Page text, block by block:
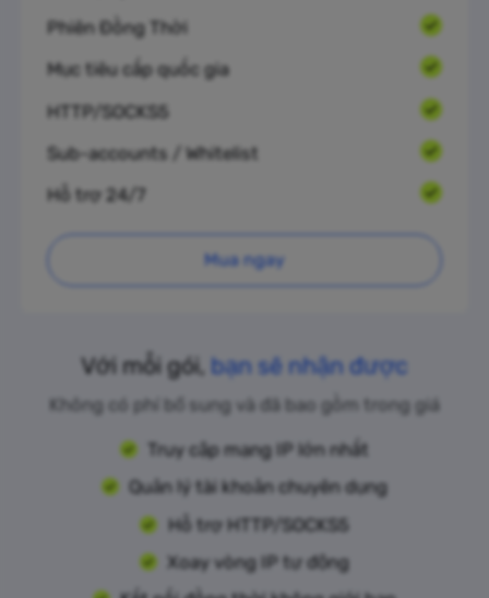
Phiên Đồng Thời
Mục tiêu cấp quốc gia
HTTP/SOCKS5
Sub-accounts / Whitelist
Hỗ trợ 24/7
Mua ngay
Với mỗi gói, bạn sẽ nhận được
Không có phí bổ sung và đã bao gồm trong giá
Truy cập mạng IP lớn nhất
Quản lý tài khoản chuyên dụng
Hỗ trợ HTTP/SOCKS5
Xoay vòng IP tự động